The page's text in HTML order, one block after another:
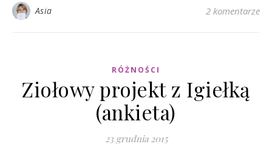
Asia 2 komentarze
RÓŻNOŚCI
Ziołowy projekt z Igiełką
(ankieta)
23 grudnia 2015